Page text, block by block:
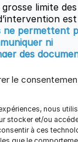
le
nous
stocker et/ou
à ces
limite des
est
ne permettent
ni
des